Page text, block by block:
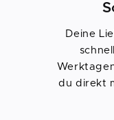
Deine
du direkt